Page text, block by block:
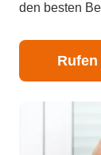
den besten